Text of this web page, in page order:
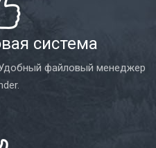
система
Удобный файловый менеджер